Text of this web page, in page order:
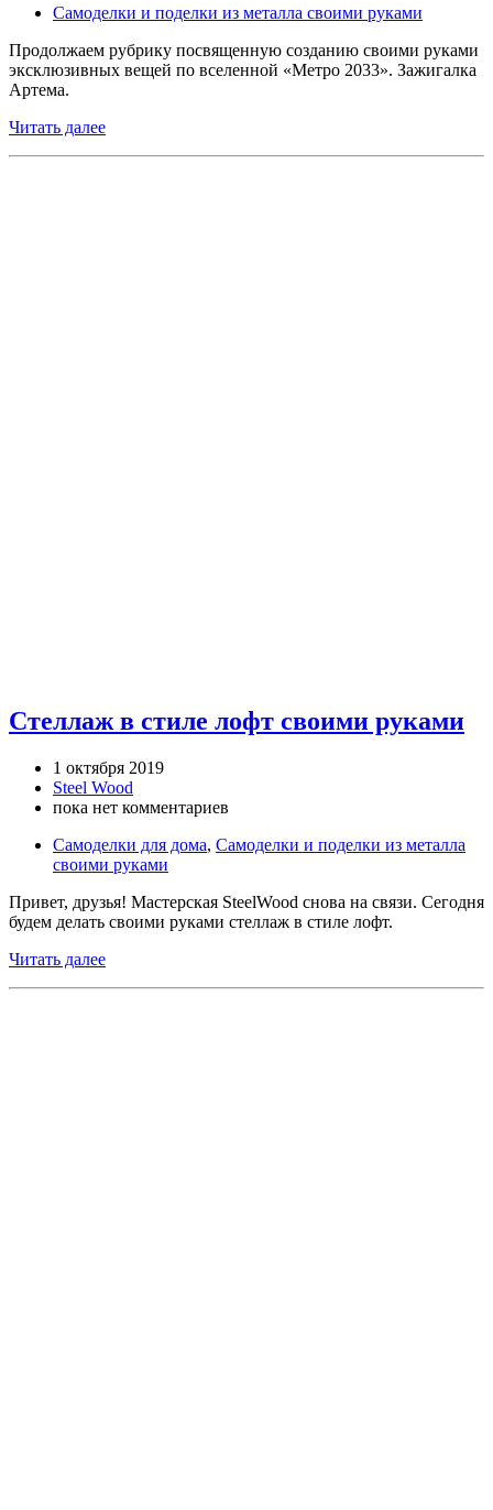
Самоделки и поделки из металла своими руками
Продолжаем рубрику посвященную созданию своими руками
эксклюзивных вещей по вселенной «Метро 2033». Зажигалка
Артема.
Читать далее
Стеллаж в стиле лофт своими руками
1 октября 2019
Steel Wood
пока нет комментариев
Самоделки для дома, Самоделки и поделки из металла
своими руками
Привет, друзья! Мастерская SteelWood снова на связи. Сегодня
будем делать своими руками стеллаж в стиле лофт.
Читать далее